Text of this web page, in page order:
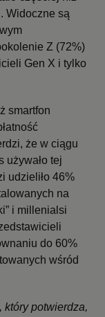
Widoczne są
Z (72%)
Gen X i tylko
smartfon
że w ciągu
używało tej
udzieliło 46%
na
i millenialsi
do 60%
wśród
który potwierdza,